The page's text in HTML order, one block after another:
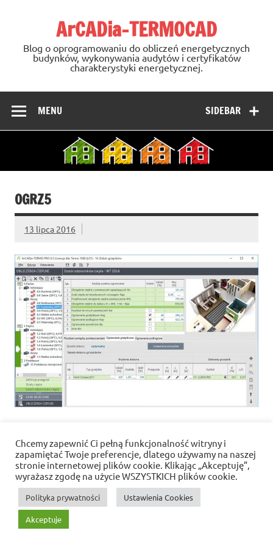
ArCADia-TERMOCAD
Blog o oprogramowaniu do obliczeń energetycznych
budynków, wykonywania audytów i certyfikatów
charakterystyki energetycznej.
SIDEBAR
MENU
OGRZ5
13 lipca 2016
Polityka prywatności i pliki cookies
WordPress Theme: Dynamic News by ThemeZee.
Chcemy zapewnić Ci pełną funkcjonalność witryny i
zapamiętać Twoje preferencje, dlatego używamy na naszej
stronie internetowej plików cookie. Klikając „Akceptuję”,
wyrażasz zgodę na użycie WSZYSTKICH plików cookie.
Polityka prywatności Ustawienia Cookies
Akceptuje